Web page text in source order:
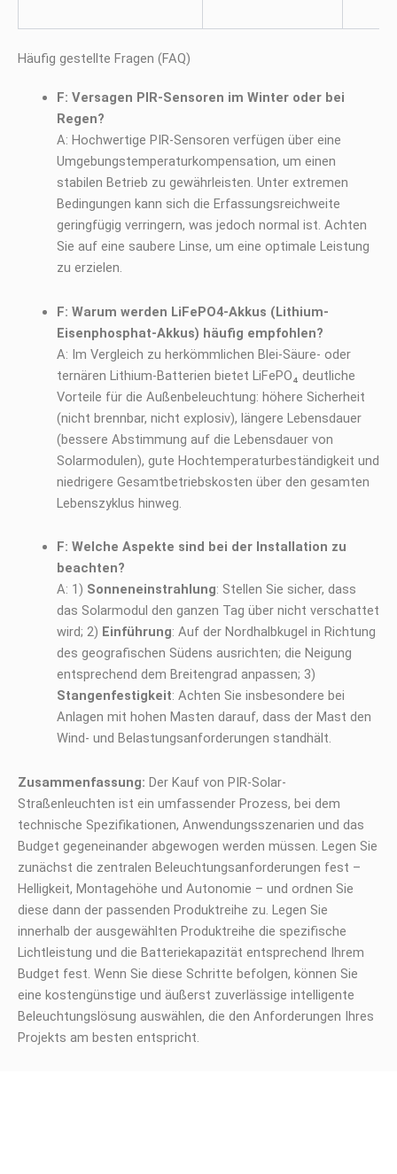
Häufig gestellte Fragen (FAQ)
F: Versagen PIR-Sensoren im Winter oder bei
Regen?
A: Hochwertige PIR-Sensoren verfügen über eine
Umgebungstemperaturkompensation, um einen
stabilen Betrieb zu gewährleisten. Unter extremen
Bedingungen kann sich die Erfassungsreichweite
geringfügig verringern, was jedoch normal ist. Achten
Sie auf eine saubere Linse, um eine optimale Leistung
zu erzielen.
F: Warum werden LiFePO4-Akkus (Lithium-
Eisenphosphat-Akkus) häufig empfohlen?
A: Im Vergleich zu herkömmlichen Blei-Säure- oder
ternären Lithium-Batterien bietet LiFePO₄ deutliche
Vorteile für die Außenbeleuchtung: höhere Sicherheit
(nicht brennbar, nicht explosiv), längere Lebensdauer
(bessere Abstimmung auf die Lebensdauer von
Solarmodulen), gute Hochtemperaturbeständigkeit und
niedrigere Gesamtbetriebskosten über den gesamten
Lebenszyklus hinweg.
F: Welche Aspekte sind bei der Installation zu
beachten?
A: 1) Sonneneinstrahlung: Stellen Sie sicher, dass
das Solarmodul den ganzen Tag über nicht verschattet
wird; 2) Einführung: Auf der Nordhalbkugel in Richtung
des geografischen Südens ausrichten; die Neigung
entsprechend dem Breitengrad anpassen; 3)
Stangenfestigkeit: Achten Sie insbesondere bei
Anlagen mit hohen Masten darauf, dass der Mast den
Wind- und Belastungsanforderungen standhält.
Zusammenfassung: Der Kauf von PIR-Solar-
Straßenleuchten ist ein umfassender Prozess, bei dem
technische Spezifikationen, Anwendungsszenarien und das
Budget gegeneinander abgewogen werden müssen. Legen Sie
zunächst die zentralen Beleuchtungsanforderungen fest –
Helligkeit, Montagehöhe und Autonomie – und ordnen Sie
diese dann der passenden Produktreihe zu. Legen Sie
innerhalb der ausgewählten Produktreihe die spezifische
Lichtleistung und die Batteriekapazität entsprechend Ihrem
Budget fest. Wenn Sie diese Schritte befolgen, können Sie
eine kostengünstige und äußerst zuverlässige intelligente
Beleuchtungslösung auswählen, die den Anforderungen Ihres
Projekts am besten entspricht.